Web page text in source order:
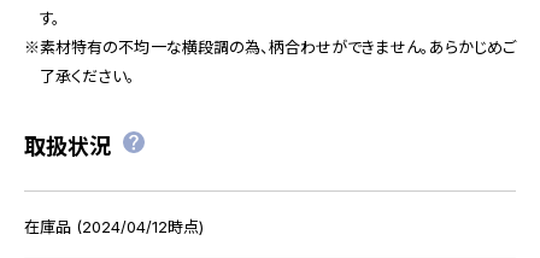
す。
素材特有の不均一な横段調の為、柄合わせができません。あらかじめご
了承ください。
取扱状況
在庫品 (2024/04/12時点)